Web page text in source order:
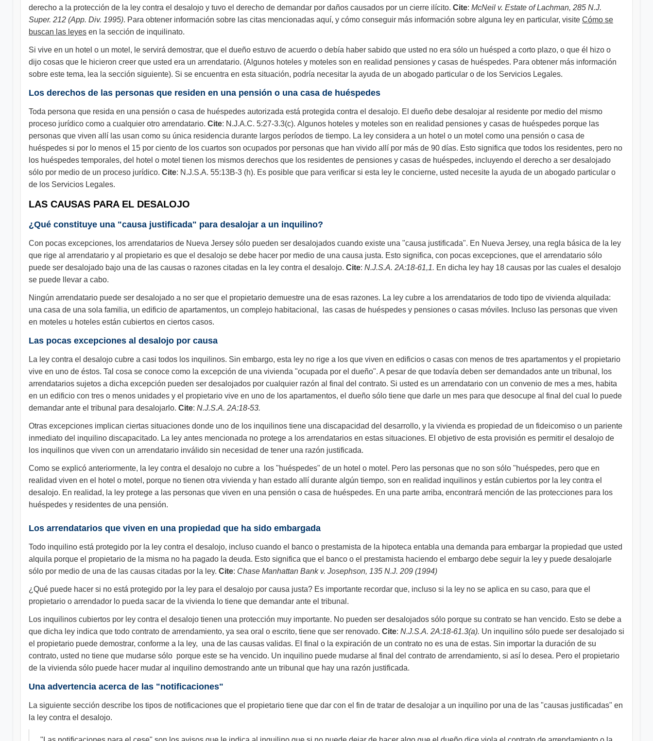
derecho a la protección de la ley contra el desalojo y tuvo el derecho de demandar por daños causados por un cierre ilícito. Cite: McNeil v. Estate of Lachman, 285 N.J.
Super. 212 (App. Div. 1995). Para obtener información sobre las citas mencionadas aquí, y cómo conseguir más información sobre alguna ley en particular, visite Cómo se
buscan las leyes en la sección de inquilinato.
Si vive en un hotel o un motel, le servirá demostrar, que el dueño estuvo de acuerdo o debía haber sabido que usted no era sólo un huésped a corto plazo, o que él hizo o
dijo cosas que le hicieron creer que usted era un arrendatario. (Algunos hoteles y moteles son en realidad pensiones y casas de huéspedes. Para obtener más información
sobre este tema, lea la sección siguiente). Si se encuentra en esta situación, podría necesitar la ayuda de un abogado particular o de los Servicios Legales.
Los derechos de las personas que residen en una pensión o una casa de huéspedes
Toda persona que resida en una pensión o casa de huéspedes autorizada está protegida contra el desalojo. El dueño debe desalojar al residente por medio del mismo
proceso jurídico como a cualquier otro arrendatario. Cite: N.J.A.C. 5:27-3.3(c). Algunos hoteles y moteles son en realidad pensiones y casas de huéspedes porque las
personas que viven allí las usan como su única residencia durante largos períodos de tiempo. La ley considera a un hotel o un motel como una pensión o casa de
huéspedes si por lo menos el 15 por ciento de los cuartos son ocupados por personas que han vivido allí por más de 90 días. Esto significa que todos los residentes, pero no
los huéspedes temporales, del hotel o motel tienen los mismos derechos que los residentes de pensiones y casas de huéspedes, incluyendo el derecho a ser desalojado
sólo por medio de un proceso jurídico. Cite: N.J.S.A. 55:13B-3 (h). Es posible que para verificar si esta ley le concierne, usted necesite la ayuda de un abogado particular o
de los Servicios Legales.
LAS CAUSAS PARA EL DESALOJO
¿Qué constituye una "causa justificada" para desalojar a un inquilino?
Con pocas excepciones, los arrendatarios de Nueva Jersey sólo pueden ser desalojados cuando existe una "causa justificada". En Nueva Jersey, una regla básica de la ley
que rige al arrendatario y al propietario es que el desalojo se debe hacer por medio de una causa justa. Esto significa, con pocas excepciones, que el arrendatario sólo
puede ser desalojado bajo una de las causas o razones citadas en la ley contra el desalojo. Cite: N.J.S.A. 2A:18-61,1. En dicha ley hay 18 causas por las cuales el desalojo
se puede llevar a cabo.
Ningún arrendatario puede ser desalojado a no ser que el propietario demuestre una de esas razones. La ley cubre a los arrendatarios de todo tipo de vivienda alquilada:
una casa de una sola familia, un edificio de apartamentos, un complejo habitacional, las casas de huéspedes y pensiones o casas móviles. Incluso las personas que viven
en moteles u hoteles están cubiertos en ciertos casos.
Las pocas excepciones al desalojo por causa
La ley contra el desalojo cubre a casi todos los inquilinos. Sin embargo, esta ley no rige a los que viven en edificios o casas con menos de tres apartamentos y el propietario
vive en uno de éstos. Tal cosa se conoce como la excepción de una vivienda "ocupada por el dueño". A pesar de que todavía deben ser demandados ante un tribunal, los
arrendatarios sujetos a dicha excepción pueden ser desalojados por cualquier razón al final del contrato. Si usted es un arrendatario con un convenio de mes a mes, habita
en un edificio con tres o menos unidades y el propietario vive en uno de los apartamentos, el dueño sólo tiene que darle un mes para que desocupe al final del cual lo puede
demandar ante el tribunal para desalojarlo. Cite: N.J.S.A. 2A:18-53.
Otras excepciones implican ciertas situaciones donde uno de los inquilinos tiene una discapacidad del desarrollo, y la vivienda es propiedad de un fideicomiso o un pariente
inmediato del inquilino discapacitado. La ley antes mencionada no protege a los arrendatarios en estas situaciones. El objetivo de esta provisión es permitir el desalojo de
los inquilinos que viven con un arrendatario inválido sin necesidad de tener una razón justificada.
Como se explicó anteriormente, la ley contra el desalojo no cubre a los "huéspedes" de un hotel o motel. Pero las personas que no son sólo "huéspedes, pero que en
realidad viven en el hotel o motel, porque no tienen otra vivienda y han estado allí durante algún tiempo, son en realidad inquilinos y están cubiertos por la ley contra el
desalojo. En realidad, la ley protege a las personas que viven en una pensión o casa de huéspedes. En una parte arriba, encontrará mención de las protecciones para los
huéspedes y residentes de una pensión.
Los arrendatarios que viven en una propiedad que ha sido embargada
Todo inquilino está protegido por la ley contra el desalojo, incluso cuando el banco o prestamista de la hipoteca entabla una demanda para embargar la propiedad que usted
alquila porque el propietario de la misma no ha pagado la deuda. Esto significa que el banco o el prestamista haciendo el embargo debe seguir la ley y puede desalojarle
sólo por medio de una de las causas citadas por la ley. Cite: Chase Manhattan Bank v. Josephson, 135 N.J. 209 (1994)
¿Qué puede hacer si no está protegido por la ley para el desalojo por causa justa? Es importante recordar que, incluso si la ley no se aplica en su caso, para que el
propietario o arrendador lo pueda sacar de la vivienda lo tiene que demandar ante el tribunal.
Los inquilinos cubiertos por ley contra el desalojo tienen una protección muy importante. No pueden ser desalojados sólo porque su contrato se han vencido. Esto se debe a
que dicha ley indica que todo contrato de arrendamiento, ya sea oral o escrito, tiene que ser renovado. Cite: N.J.S.A. 2A:18-61.3(a). Un inquilino sólo puede ser desalojado si
el propietario puede demostrar, conforme a la ley, una de las causas validas. El final o la expiración de un contrato no es una de estas. Sin importar la duración de su
contrato, usted no tiene que mudarse sólo porque este se ha vencido. Un inquilino puede mudarse al final del contrato de arrendamiento, si así lo desea. Pero el propietario
de la vivienda sólo puede hacer mudar al inquilino demostrando ante un tribunal que hay una razón justificada.
Una advertencia acerca de las "notificaciones"
La siguiente sección describe los tipos de notificaciones que el propietario tiene que dar con el fin de tratar de desalojar a un inquilino por una de las "causas justificadas" en
la ley contra el desalojo.